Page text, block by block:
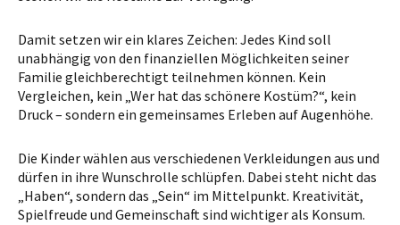
Damit setzen wir ein klares Zeichen: Jedes Kind soll
unabhängig von den finanziellen Möglichkeiten seiner
Familie gleichberechtigt teilnehmen können. Kein
Vergleichen, kein „Wer hat das schönere Kostüm?“, kein
Druck – sondern ein gemeinsames Erleben auf Augenhöhe.
Die Kinder wählen aus verschiedenen Verkleidungen aus und
dürfen in ihre Wunschrolle schlüpfen. Dabei steht nicht das
„Haben“, sondern das „Sein“ im Mittelpunkt. Kreativität,
Spielfreude und Gemeinschaft sind wichtiger als Konsum.